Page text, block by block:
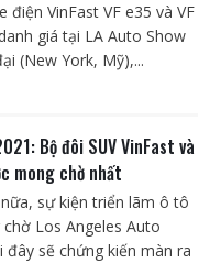
điện VinFast VF e35 và VF
giá tại LA Auto Show
(New York, Mỹ),...
Bộ đôi SUV VinFast và
mong chờ nhất
sự kiện triển lãm ô tô
Los Angeles Auto
đây sẽ chứng kiến màn ra